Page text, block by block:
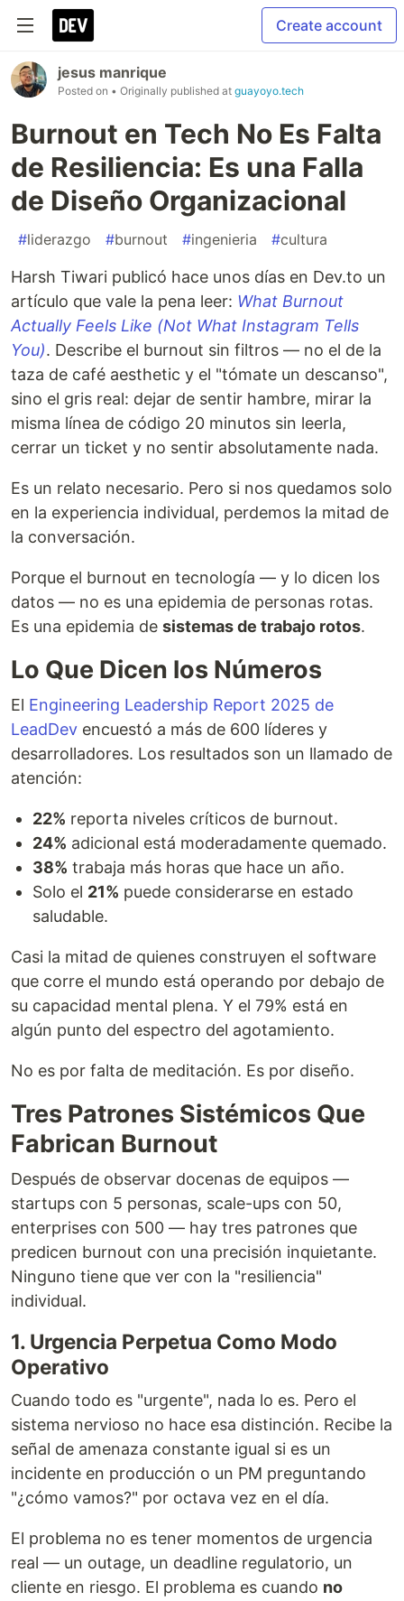
Create account
jesus manrique
Posted on • Originally published at guayoyo.tech
Burnout en Tech No Es Falta
de Resiliencia: Es una Falla
de Diseño Organizacional
#liderazgo #burnout #ingenieria #cultura
Harsh Tiwari publicó hace unos días en Dev.to un
artículo que vale la pena leer: What Burnout
Actually Feels Like (Not What Instagram Tells
You). Describe el burnout sin filtros — no el de la
taza de café aesthetic y el "tómate un descanso",
sino el gris real: dejar de sentir hambre, mirar la
misma línea de código 20 minutos sin leerla,
cerrar un ticket y no sentir absolutamente nada.
Es un relato necesario. Pero si nos quedamos solo
en la experiencia individual, perdemos la mitad de
la conversación.
Porque el burnout en tecnología — y lo dicen los
datos — no es una epidemia de personas rotas.
Es una epidemia de sistemas de trabajo rotos.
Lo Que Dicen los Números
El Engineering Leadership Report 2025 de
LeadDev encuestó a más de 600 líderes y
desarrolladores. Los resultados son un llamado de
atención:
22% reporta niveles críticos de burnout.
24% adicional está moderadamente quemado.
38% trabaja más horas que hace un año.
Solo el 21% puede considerarse en estado
saludable.
Casi la mitad de quienes construyen el software
que corre el mundo está operando por debajo de
su capacidad mental plena. Y el 79% está en
algún punto del espectro del agotamiento.
No es por falta de meditación. Es por diseño.
Tres Patrones Sistémicos Que
Fabrican Burnout
Después de observar docenas de equipos —
startups con 5 personas, scale-ups con 50,
enterprises con 500 — hay tres patrones que
predicen burnout con una precisión inquietante.
Ninguno tiene que ver con la "resiliencia"
individual.
1. Urgencia Perpetua Como Modo
Operativo
Cuando todo es "urgente", nada lo es. Pero el
sistema nervioso no hace esa distinción. Recibe la
señal de amenaza constante igual si es un
incidente en producción o un PM preguntando
"¿cómo vamos?" por octava vez en el día.
El problema no es tener momentos de urgencia
real — un outage, un deadline regulatorio, un
cliente en riesgo. El problema es cuando no